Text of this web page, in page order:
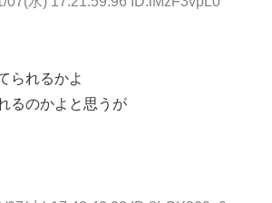
られるかよ
るのかよと思うが